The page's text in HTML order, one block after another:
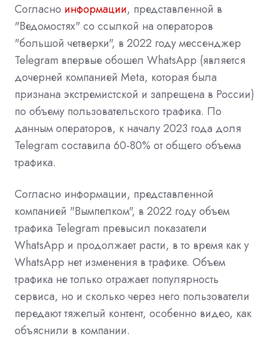
Согласно информации, представленной в
"Ведомостях" со ссылкой на операторов
"большой четверки", в 2022 году мессенджер
Telegram впервые обошел WhatsApp (является
дочерней компанией Meta, которая была
признана экстремистской и запрещена в России)
по объему пользовательского трафика. По
данным операторов, к началу 2023 года доля
Telegram составила 60-80% от общего объема
трафика.
Согласно информации, представленной
компанией "Вымпелком", в 2022 году объем
трафика Telegram превысил показатели
WhatsApp и продолжает расти, в то время как у
WhatsApp нет изменения в трафике. Объем
трафика не только отражает популярность
сервиса, но и сколько через него пользователи
передают тяжелый контент, особенно видео, как
объяснили в компании.